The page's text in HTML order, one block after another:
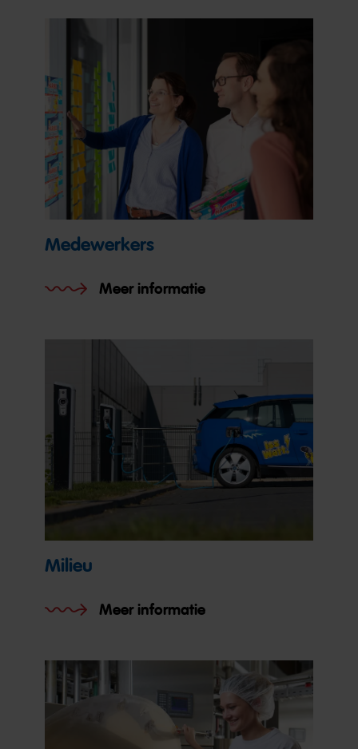
Medewerkers
Meer informatie
Milieu
Meer informatie